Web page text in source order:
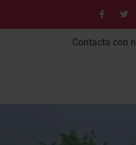
Contacta con